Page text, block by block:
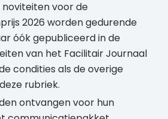
voor de
2026 worden gedurende
óók gepubliceerd in de
van het Facilitair Journaal
condities als de overige
rubriek.
ontvangen voor hun